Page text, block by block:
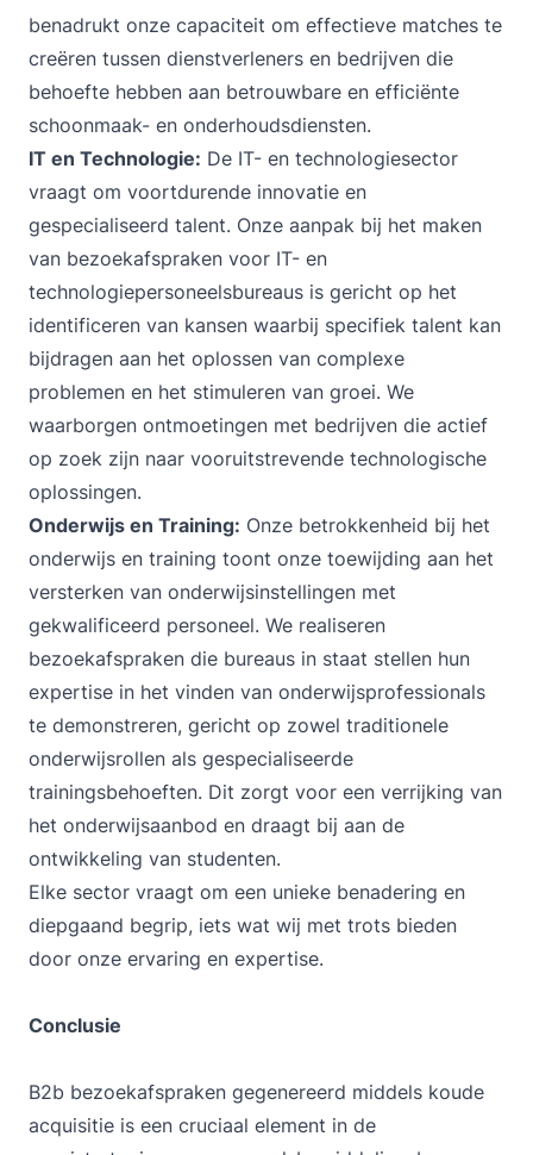
benadrukt onze capaciteit om effectieve matches te
creëren tussen dienstverleners en bedrijven die
behoefte hebben aan betrouwbare en efficiënte
schoonmaak- en onderhoudsdiensten.
IT en Technologie: De IT- en technologiesector
vraagt om voortdurende innovatie en
gespecialiseerd talent. Onze aanpak bij het maken
van bezoekafspraken voor IT- en
technologiepersoneelsbureaus is gericht op het
identificeren van kansen waarbij specifiek talent kan
bijdragen aan het oplossen van complexe
problemen en het stimuleren van groei. We
waarborgen ontmoetingen met bedrijven die actief
op zoek zijn naar vooruitstrevende technologische
oplossingen.
Onderwijs en Training: Onze betrokkenheid bij het
onderwijs en training toont onze toewijding aan het
versterken van onderwijsinstellingen met
gekwalificeerd personeel. We realiseren
bezoekafspraken die bureaus in staat stellen hun
expertise in het vinden van onderwijsprofessionals
te demonstreren, gericht op zowel traditionele
onderwijsrollen als gespecialiseerde
trainingsbehoeften. Dit zorgt voor een verrijking van
het onderwijsaanbod en draagt bij aan de
ontwikkeling van studenten.
Elke sector vraagt om een unieke benadering en
diepgaand begrip, iets wat wij met trots bieden
door onze ervaring en expertise.
Conclusie
B2b bezoekafspraken gegenereerd middels koude
acquisitie is een cruciaal element in de